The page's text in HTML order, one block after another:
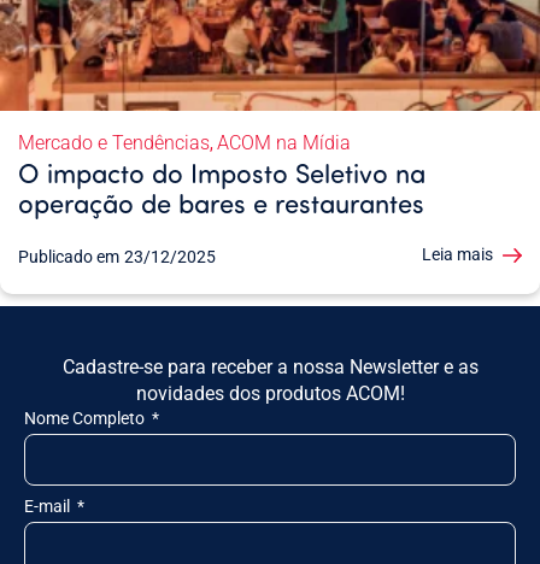
Mercado e Tendências,ACOM na Mídia
O impacto do Imposto Seletivo na
operação de bares e restaurantes
Publicado em 23/12/2025 Leia mais
Cadastre-se para receber a nossa Newsletter e as
novidades dos produtos ACOM!
Nome Completo
E-mail